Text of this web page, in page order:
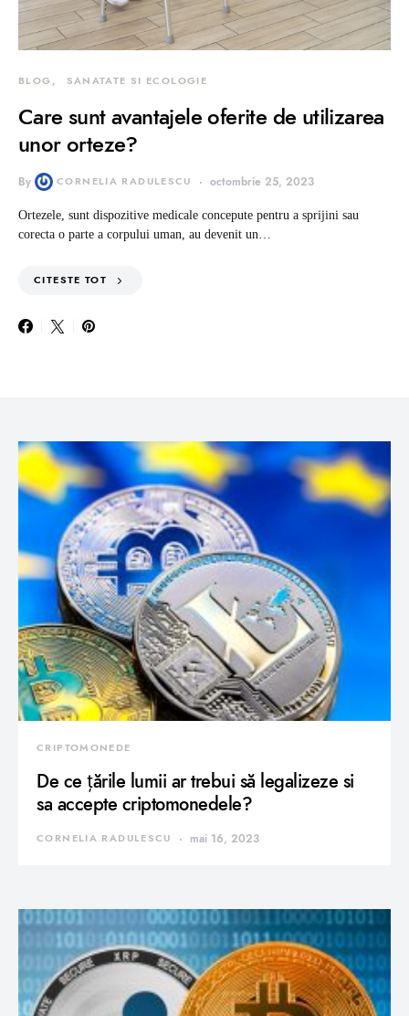
BLOG SANATATE SI ECOLOGIE
Care sunt avantajele oferite de utilizarea
unor orteze?
By CORNELIA RADULESCU octombrie 25, 2023
Ortezele, sunt dispozitive medicale concepute pentru a sprijini sau
corecta o parte a corpului uman, au devenit un…
CITESTE TOT
CRIPTOMONEDE
De ce țările lumii ar trebui să legalizeze si
sa accepte criptomonedele?
CORNELIA RADULESCU mai 16, 2023